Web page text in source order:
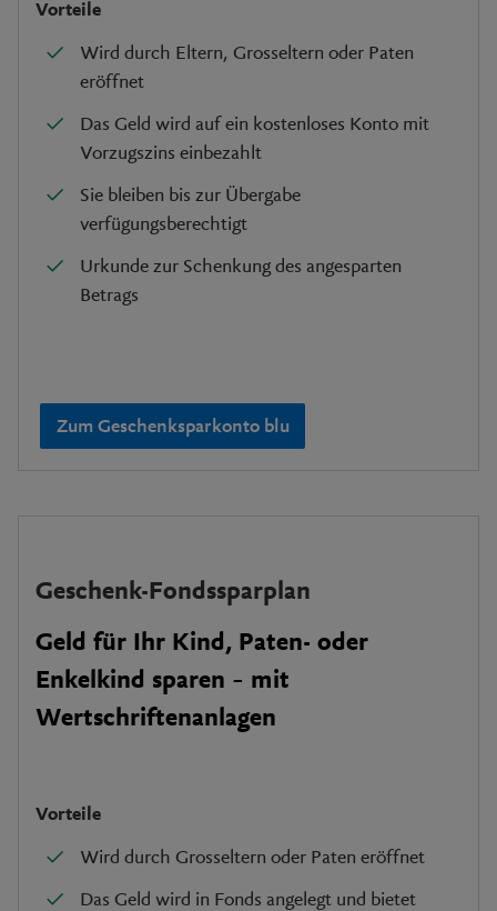
Vorteile
Wird durch Eltern, Grosseltern oder Paten
eröffnet
Das Geld wird auf ein kostenloses Konto mit
Vorzugszins einbezahlt
Sie bleiben bis zur Übergabe
verfügungsberechtigt
Urkunde zur Schenkung des angesparten
Betrags
Zum Geschenksparkonto blu
Geschenk-Fondssparplan
Geld für Ihr Kind, Paten- oder
Enkelkind sparen – mit
Wertschriftenanlagen
Vorteile
Wird durch Grosseltern oder Paten eröffnet
Das Geld wird in Fonds angelegt und bietet